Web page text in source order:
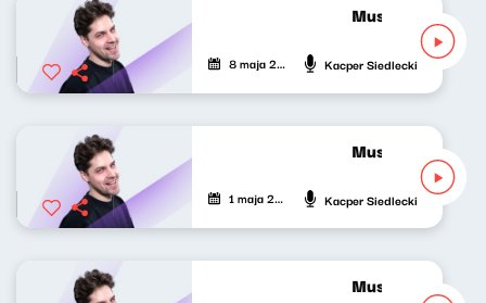
Musicalowe
8 maja 2024 Kacper Siedlecki
Musicalowe
1 maja 2024 Kacper Siedlecki
Musicalowe